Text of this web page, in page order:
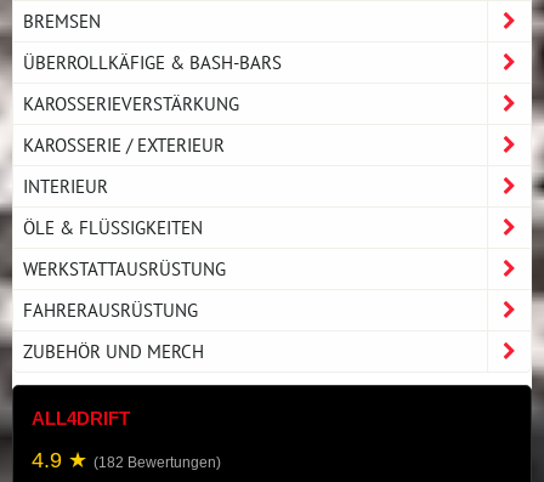
BREMSEN
ÜBERROLLKÄFIGE & BASH-BARS
KAROSSERIEVERSTÄRKUNG
KAROSSERIE / EXTERIEUR
INTERIEUR
ÖLE & FLÜSSIGKEITEN
WERKSTATTAUSRÜSTUNG
FAHRERAUSRÜSTUNG
ZUBEHÖR UND MERCH
ALL4DRIFT
4.9 ★ (182 Bewertungen)